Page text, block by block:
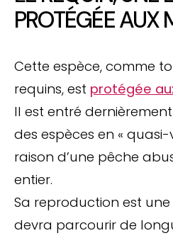
PROTÉGÉE AUX
Cette espèce, comme
requins, est protégée
Il est entré
des espèces en « quasi-
raison d’une pêche
entier.
Sa reproduction est
devra parcourir de